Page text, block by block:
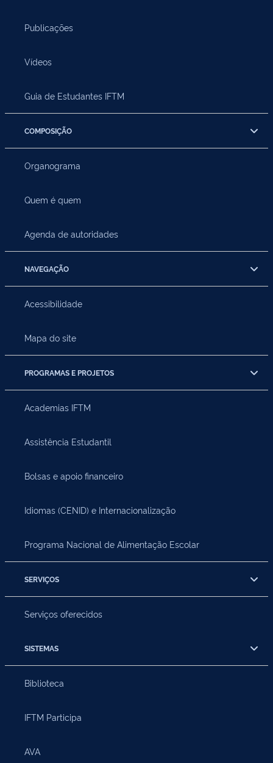
Publicações
Vídeos
Guia de Estudantes IFTM
COMPOSIÇÃO
Organograma
Quem é quem
Agenda de autoridades
NAVEGAÇÃO
Acessibilidade
Mapa do site
PROGRAMAS E PROJETOS
Academias IFTM
Assistência Estudantil
Bolsas e apoio financeiro
Idiomas (CENID) e Internacionalização
Programa Nacional de Alimentação Escolar
SERVIÇOS
Serviços oferecidos
SISTEMAS
Biblioteca
IFTM Participa
AVA